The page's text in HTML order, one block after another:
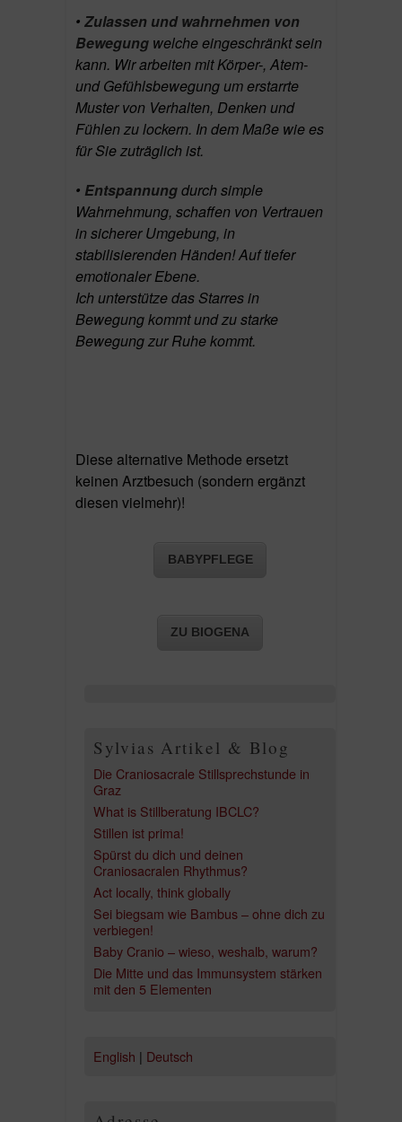
• Zulassen und wahrnehmen von
Bewegung welche eingeschränkt sein
kann. Wir arbeiten mit Körper-, Atem-
und Gefühlsbewegung um erstarrte
Muster von Verhalten, Denken und
Fühlen zu lockern. In dem Maße wie es
für Sie zuträglich ist.
• Entspannungdurch simple
Wahrnehmung, schaffen von Vertrauen
in sicherer Umgebung, in
stabilisierenden Händen! Auf tiefer
emotionaler Ebene.
Ich unterstütze das Starres in
Bewegung kommt und zu starke
Bewegung zur Ruhe kommt.
Diese alternative Methode ersetzt
keinen Arztbesuch (sondern ergänzt
diesen vielmehr)!
BABYPFLEGE
ZU BIOGENA
Sylvias Artikel & Blog
Die Craniosacrale Stillsprechstunde in
Graz
What is Stillberatung IBCLC?
Stillen ist prima!
Spürst du dich und deinen
Craniosacralen Rhythmus?
Act locally, think globally
Sei biegsam wie Bambus – ohne dich zu
verbiegen!
Baby Cranio – wieso, weshalb, warum?
Die Mitte und das Immunsystem stärken
mit den 5 Elementen
English | Deutsch